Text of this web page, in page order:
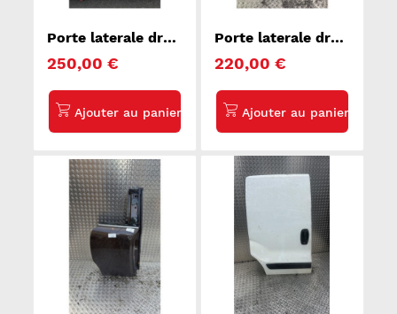
Porte laterale droit
VOYAGER 5
250,00 €
Porte laterale droit
220,00 €